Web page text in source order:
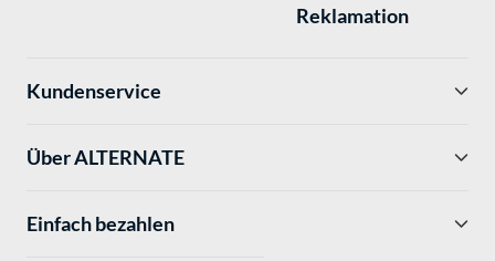
Reklamation
Kundenservice
Über ALTERNATE
Einfach bezahlen